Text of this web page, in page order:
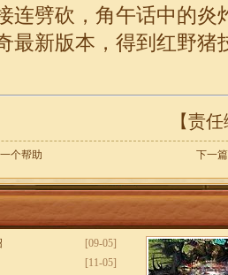
连劈砍，角午话中的炎
最新版本，得到红野猪
【责
个帮助 下一
[09-05]
[11-05]